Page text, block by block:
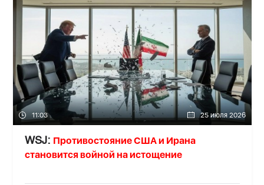
11:03 25 июля 2026
WSJ: Противостояние США и Ирана
становится войной на истощение